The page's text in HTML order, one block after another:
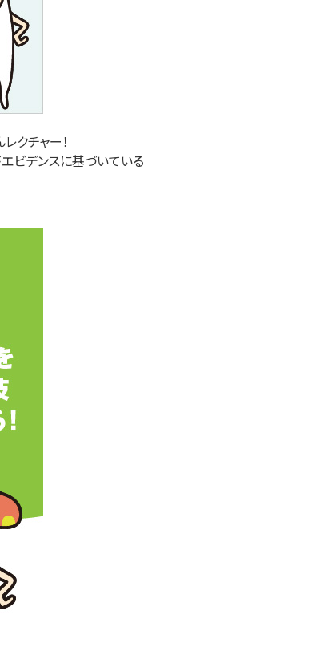
クチャー！
ビデンスに基づいている